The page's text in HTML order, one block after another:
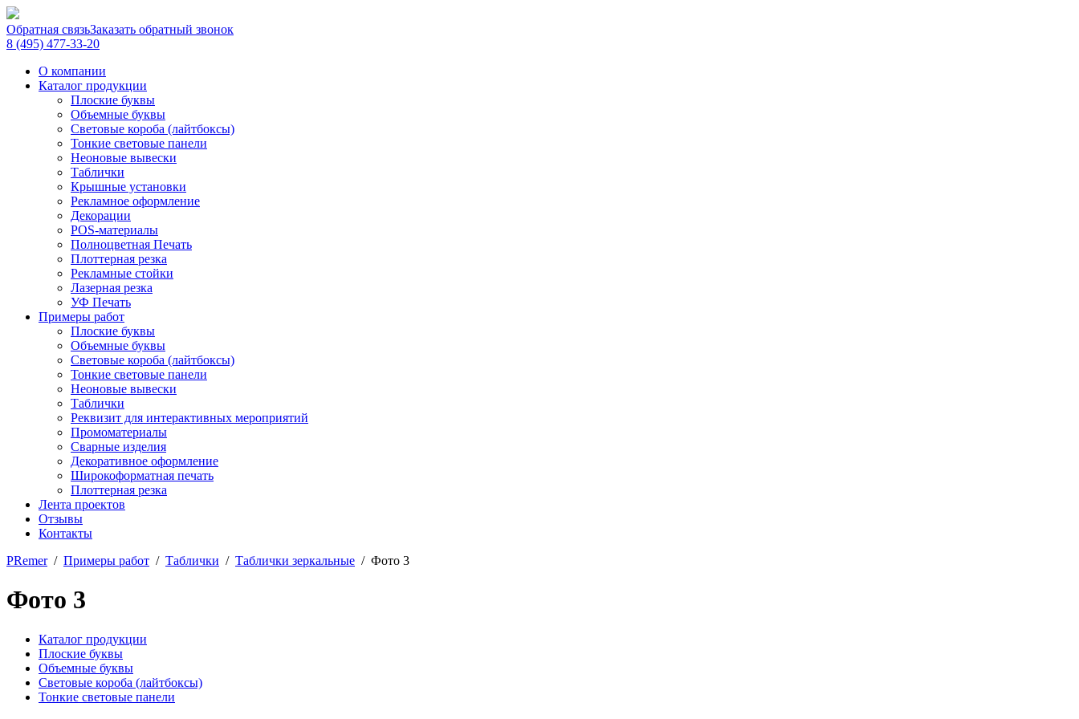
Обратная связьЗаказать обратный звонок
8 (495) 477-33-20
О компании
Каталог продукции
Плоские буквы
Объемные буквы
Световые короба (лайтбоксы)
Тонкие световые панели
Неоновые вывески
Таблички
Крышные установки
Рекламное оформление
Декорации
POS-материалы
Полноцветная Печать
Плоттерная резка
Рекламные стойки
Лазерная резка
УФ Печать
Примеры работ
Плоские буквы
Объемные буквы
Световые короба (лайтбоксы)
Тонкие световые панели
Неоновые вывески
Таблички
Реквизит для интерактивных мероприятий
Промоматериалы
Сварные изделия
Декоративное оформление
Широкоформатная печать
Плоттерная резка
Лента проектов
Отзывы
Контакты
PRemer/ Примеры работ / Таблички / Таблички зеркальные / Фото 3
Фото 3
Каталог продукции
Плоские буквы
Объемные буквы
Световые короба (лайтбоксы)
Тонкие световые панели